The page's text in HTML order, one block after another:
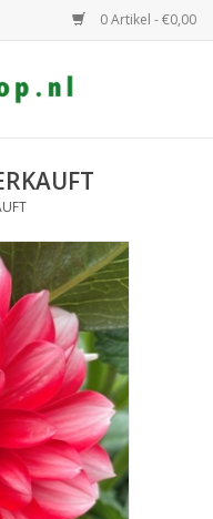
0 Artikel - €0,00